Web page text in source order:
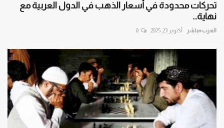
تحركات محدودة في أسعار الذهب في الدول العربية مع
نهاية...
العرب مباشر أكتوبر 23, 2025 0